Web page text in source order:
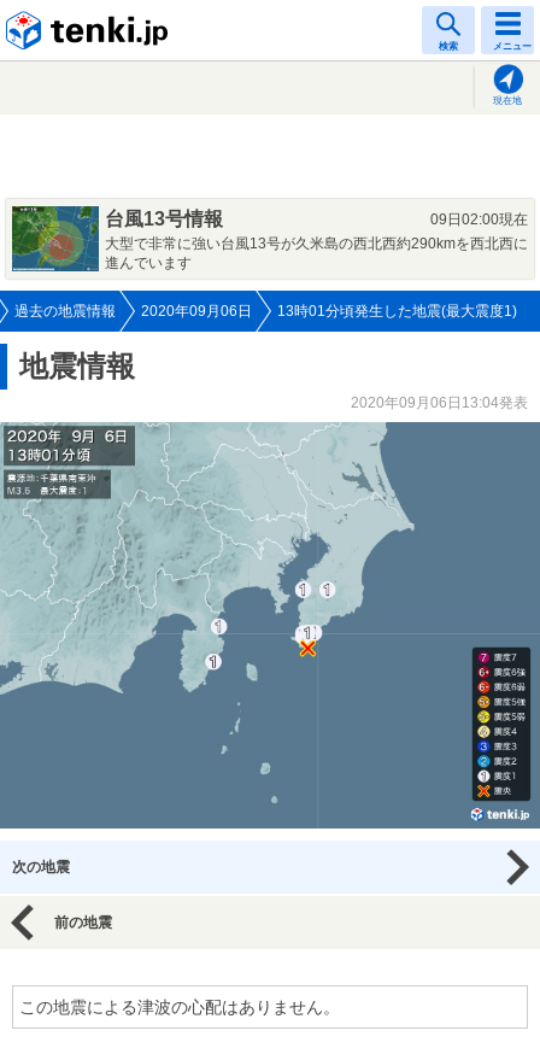
検索 メニュー
現在地
台風13号情報
09日02:00現在
大型で非常に強い台風13号が久米島の西北西約290kmを西北西に
進んでいます
過去の地震情報 2020年09月06日 13時01分頃発生した地震(最大震度1)
地震情報
2020年09月06日13:04発表
次の地震
前の地震
この地震による津波の心配はありません。